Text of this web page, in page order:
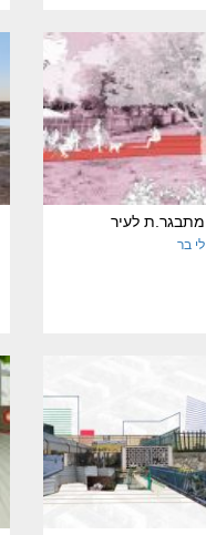
מתבגר.ת לעיר
לי בר